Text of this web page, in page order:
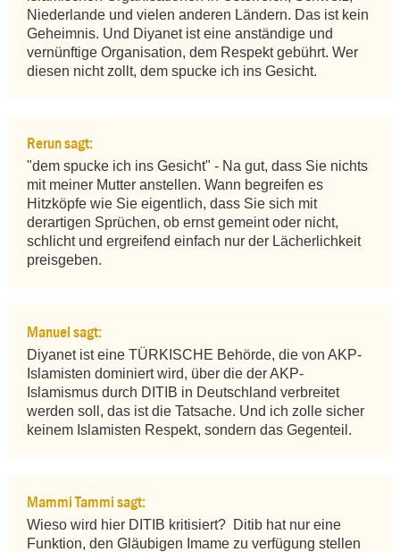
Niederlande und vielen anderen Ländern. Das ist kein
Geheimnis. Und Diyanet ist eine anständige und
vernünftige Organisation, dem Respekt gebührt. Wer
diesen nicht zollt, dem spucke ich ins Gesicht.
Rerun sagt:
"dem spucke ich ins Gesicht" - Na gut, dass Sie nichts
mit meiner Mutter anstellen. Wann begreifen es
Hitzköpfe wie Sie eigentlich, dass Sie sich mit
derartigen Sprüchen, ob ernst gemeint oder nicht,
schlicht und ergreifend einfach nur der Lächerlichkeit
preisgeben.
Manuel sagt:
Diyanet ist eine TÜRKISCHE Behörde, die von AKP-
Islamisten dominiert wird, über die der AKP-
Islamismus durch DITIB in Deutschland verbreitet
werden soll, das ist die Tatsache. Und ich zolle sicher
keinem Islamisten Respekt, sondern das Gegenteil.
Mammi Tammi sagt:
Wieso wird hier DITIB kritisiert?  Ditib hat nur eine
Funktion, den Gläubigen Imame zu verfügung stellen